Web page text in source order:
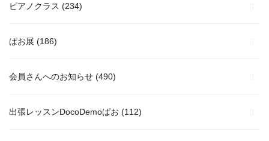
ピアノクラス (234)
ぱお展 (186)
会員さんへのお知らせ (490)
出張レッスンDocoDemoぱお (112)